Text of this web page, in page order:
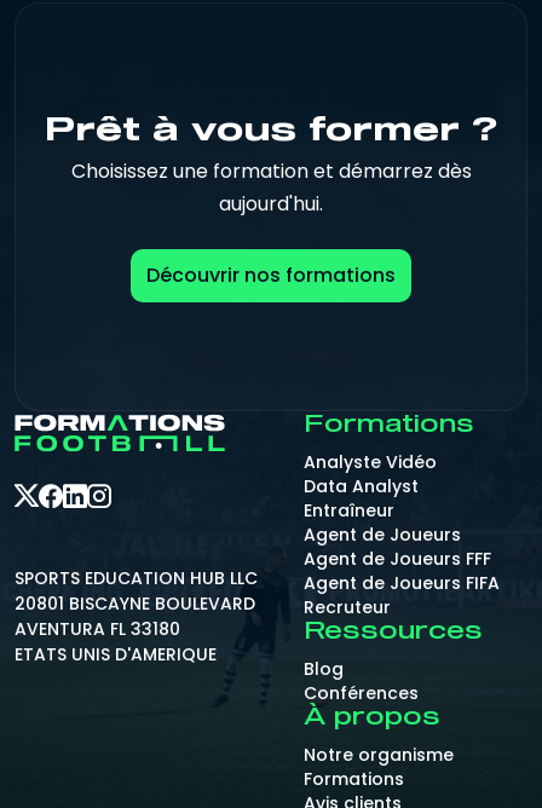
Prêt à vous former ?
Choisissez une formation et démarrez dès
aujourd'hui.
Découvrir nos formations
SPORTS EDUCATION HUB LLC
20801 BISCAYNE BOULEVARD
AVENTURA FL 33180
ETATS UNIS D'AMERIQUE
Formations
Analyste Vidéo
Data Analyst
Entraîneur
Agent de Joueurs
Agent de Joueurs FFF
Agent de Joueurs FIFA
Recruteur
Ressources
Blog
Conférences
À propos
Notre organisme
Formations